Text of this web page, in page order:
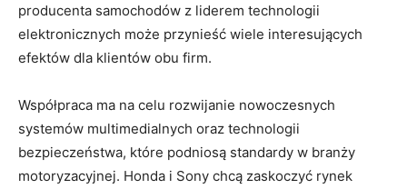
producenta samochodów z‍ liderem technologii
elektronicznych może przynieść⁣ wiele interesujących
efektów dla​ klientów obu firm.
Współpraca ma na celu ⁢rozwijanie nowoczesnych‍
systemów ⁣multimedialnych oraz technologii‍
bezpieczeństwa, które​ podniosą standardy w branży
motoryzacyjnej. Honda i Sony chcą zaskoczyć ⁣rynek